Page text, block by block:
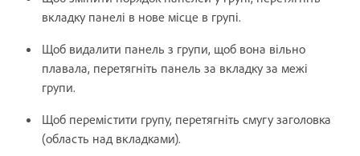
вкладку панелі в нове місце в групі.
Щоб видалити панель з групи, щоб вона вільно
плавала, перетягніть панель за вкладку за межі
групи.
Щоб перемістити групу, перетягніть смугу заголовка
(область над вкладками).